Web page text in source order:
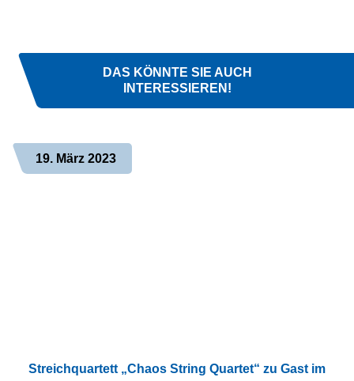
DAS KÖNNTE SIE AUCH
INTERESSIEREN!
19. März 2023
Streichquartett „Chaos String Quartet“ zu Gast im